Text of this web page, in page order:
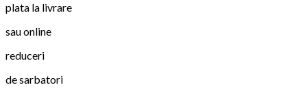
plata la livrare
sau online
reduceri
de sarbatori